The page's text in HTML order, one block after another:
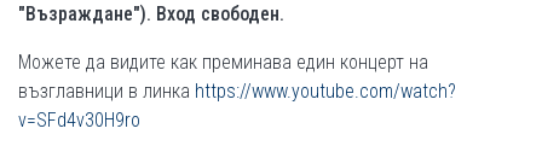
"Възраждане"). Вход свободен.
Можете да видите как преминава един концерт на
възглавници в линка https://www.youtube.com/watch?
v=SFd4v30H9ro